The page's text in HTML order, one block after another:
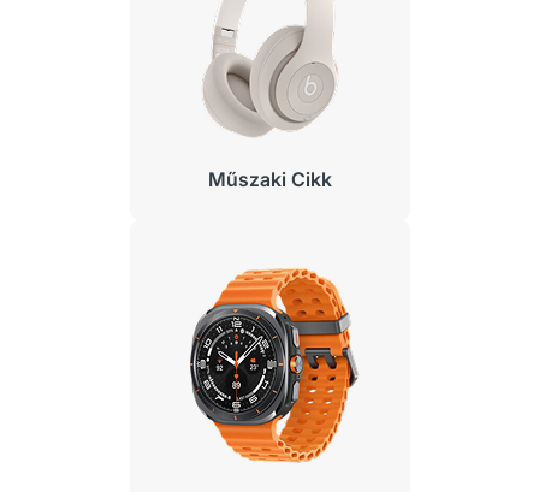
Műszaki Cikk